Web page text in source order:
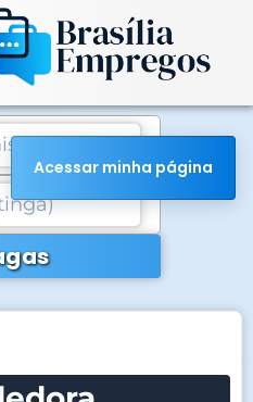
Acessar minha página